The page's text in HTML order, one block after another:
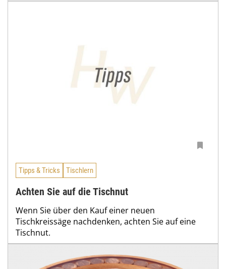
Tipps & Tricks Tischlern
Achten Sie auf die Tischnut
Wenn Sie über den Kauf einer neuen
Tischkreissäge nachdenken, achten Sie auf eine
Tischnut.